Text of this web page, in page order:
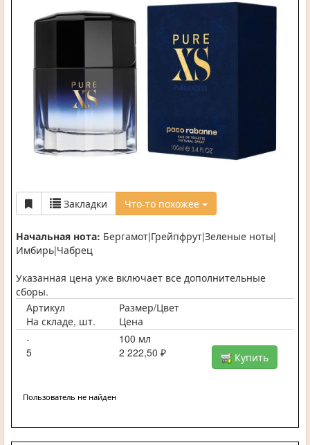
Закладки Что-то похожее
Начальная нота: Бергамот|Грейпфрут|Зеленые ноты|
Имбирь|Чабрец
Указанная цена уже включает все дополнительные
сборы.
Артикул
Размер/Цвет
На складе, шт.
Цена
-
100 мл
5
2 222,50 ₽ Купить
Пользователь не найден